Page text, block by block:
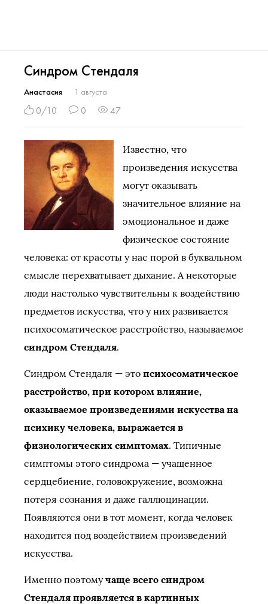
Синдром Стендаля
Анастасия 1 августа
0/10 0 47
Известно, что
произведения искусства
могут оказывать
значительное влияние на
эмоциональное и даже
физическое состояние
человека: от красоты у нас порой в буквальном
смысле перехватывает дыхание. А некоторые
люди настолько чувствительны к воздействию
предметов искусства, что у них развивается
психосоматическое расстройство, называемое
синдром Стендаля.
Синдром Стендаля — это психосоматическое
расстройство, при котором влияние,
оказываемое произведениями искусства на
психику человека, выражается в
физиологических симптомах. Типичные
симптомы этого синдрома — учащенное
сердцебиение, головокружение, возможна
потеря сознания и даже галлюцинации.
Появляются они в тот момент, когда человек
находится под воздействием произведений
искусства.
Именно поэтомучаще всего синдром
Стендаля проявляется в картинных